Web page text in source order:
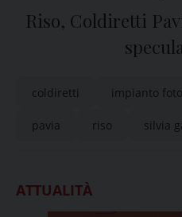
Riso, Coldiretti
coldiretti impianto
pavia riso silvia
ATTUALITÀ